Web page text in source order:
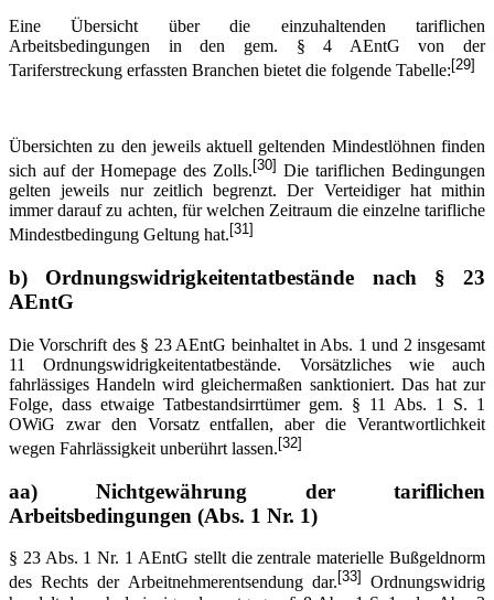
Eine Übersicht über die einzuhaltenden tariflichen
Arbeitsbedingungen in den gem. § 4 AEntG von der
Tariferstreckung erfassten Branchen bietet die folgende Tabelle: [29]
Übersichten zu den jeweils aktuell geltenden Mindestlöhnen finden
sich auf der Homepage des Zolls.[30] Die tariflichen Bedingungen
gelten jeweils nur zeitlich begrenzt. Der Verteidiger hat mithin
immer darauf zu achten, für welchen Zeitraum die einzelne tarifliche
Mindestbedingung Geltung hat. [31]
b) Ordnungswidrigkeitentatbestände nach § 23
AEntG
Die Vorschrift des § 23 AEntG beinhaltet in Abs. 1 und 2 insgesamt
11 Ordnungswidrigkeitentatbestände. Vorsätzliches wie auch
fahrlässiges Handeln wird gleichermaßen sanktioniert. Das hat zur
Folge, dass etwaige Tatbestandsirrtümer gem. § 11 Abs. 1 S. 1
OWiG zwar den Vorsatz entfallen, aber die Verantwortlichkeit
wegen Fahrlässigkeit unberührt lassen.[32]
aa) Nichtgewährung der tariflichen
Arbeitsbedingungen (Abs. 1 Nr. 1)
§ 23 Abs. 1 Nr. 1 AEntG stellt die zentrale materielle Bußgeldnorm
des Rechts der Arbeitnehmerentsendung dar. [33]
Ordnungswidrig